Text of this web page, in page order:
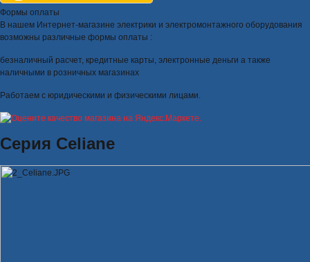
Формы оплаты
В нашем Интернет-магазине электрики и электромонтажного оборудования
возможны различные формы оплаты :
безналичный расчет, кредитные карты, электронные деньги а также
наличными в розничных магазинах
Работаем с юридическими и физическими лицами.
Серия Celiane